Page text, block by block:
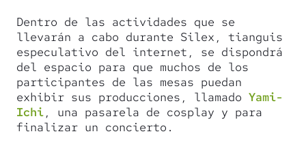
Dentro de las actividades que se
llevarán a cabo durante Silex, tianguis
especulativo del internet, se dispondrá
del espacio para que muchos de los
participantes de las mesas puedan
exhibir sus producciones, llamado Yami-
Ichi, una pasarela de cosplay y para
finalizar un concierto.